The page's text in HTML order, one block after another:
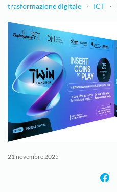
trasformazione digitale
ICT
21 novembre 2025